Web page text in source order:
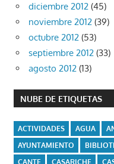
diciembre 2012 (45)
noviembre 2012 (39)
octubre 2012 (53)
septiembre 2012 (33)
agosto 2012 (13)
NUBE DE ETIQUETAS
ACTIVIDADES AGUA
AYUNTAMIENTO
CANTE
CASARICHE